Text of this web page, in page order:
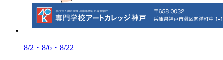
8/2・8/6・8/22